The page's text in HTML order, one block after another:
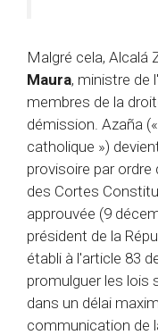
Malgré cela, Alcalá
Maura, ministre de
membres de la
démission. Azaña
catholique »)
provisoire par ordre
des Cortes
approuvée (9
président de la
établi à l'article 83
promulguer les lois
dans un délai
communication de